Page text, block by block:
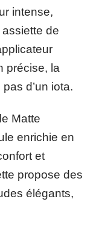
intense,
de
précise, la
d’un iota.
Matte
enrichie en
et
propose des
élégants,